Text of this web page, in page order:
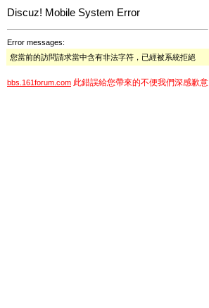
Discuz! Mobile System Error
Error messages:
您當前的訪問請求當中含有非法字符，已經被系統拒絕
bbs.161forum.com 此錯誤給您帶來的不便我們深感歉意